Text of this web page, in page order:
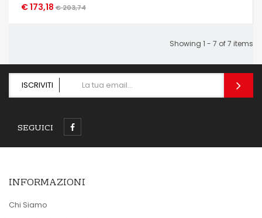
€ 173,18 € 203,74
OCCHIATA VELOCE
Showing 1 - 7 of 7 items
ISCRIVITI
SEGUICI
INFORMAZIONI
Chi Siamo